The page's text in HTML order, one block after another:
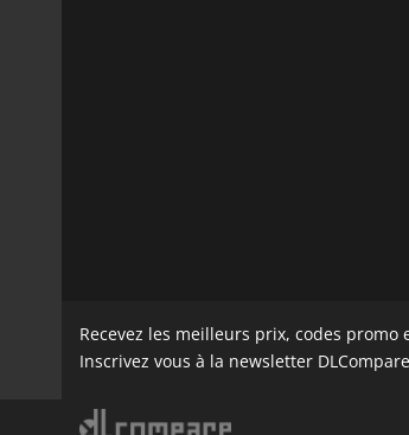
Recevez les meilleurs prix, codes promo
Inscrivez vous à la newsletter DLCompare